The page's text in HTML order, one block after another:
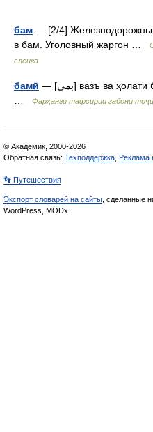
бам — [2/4]
в бам. Уголовный жаргон …
сленга
бамӣ — [بمي] вазъ ва ҳолати бам будан, муқобили зерии садо
Фарҳанги тафсирии забони
© Академик, 2000-2026
Обратная связь: Техподдержка Реклама
👣 Путешествия
Экспорт словарей на сайты , сделанные
WordPress, MODx.